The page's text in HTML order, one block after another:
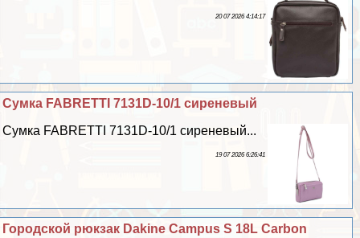
20 07 2026 4:14:17
Сумка FABRETTI 7131D-10/1 сиреневый
Сумка FABRETTI 7131D-10/1 сиреневый...
19 07 2026 6:26:41
Городской рюкзак Dakine Campus S 18L Carbon